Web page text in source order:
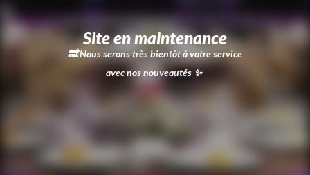
Site en maintenance
🔜Nous serons très bientôt à votre service
avec nos nouveautés ✨